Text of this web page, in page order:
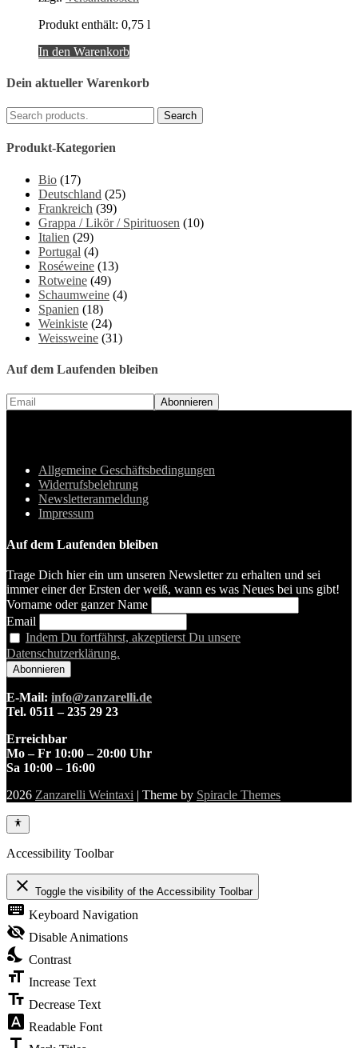
Produkt enthält: 0,75 l
In den Warenkorb
Dein aktueller Warenkorb
Produkt-Kategorien
Bio (17)
Deutschland (25)
Frankreich (39)
Grappa / Likör / Spirituosen (10)
Italien (29)
Portugal (4)
Roséweine (13)
Rotweine (49)
Schaumweine (4)
Spanien (18)
Weinkiste (24)
Weissweine (31)
Auf dem Laufenden bleiben
Allgemeine Geschäftsbedingungen
Widerrufsbelehrung
Newsletteranmeldung
Impressum
Auf dem Laufenden bleiben
Trage Dich hier ein um unseren Newsletter zu erhalten und sei
immer einer der Ersten der weiß, wann es was Neues bei uns gibt!
Vorname oder ganzer Name
Email
Indem Du fortfährst, akzeptierst Du unsere
Datenschutzerklärung.
E-Mail: info@zanzarelli.de
Tel. 0511 – 235 29 23
Erreichbar
Mo – Fr 10:00 – 20:00 Uhr
Sa 10:00 – 16:00
2026 Zanzarelli Weintaxi | Theme by Spiracle Themes
Accessibility Toolbar
close Toggle the visibility of the Accessibility Toolbar
keyboard Keyboard Navigation
visibility_off Disable Animations
nights_stay Contrast
format_size Increase Text
text_fields Decrease Text
font_download Readable Font
title